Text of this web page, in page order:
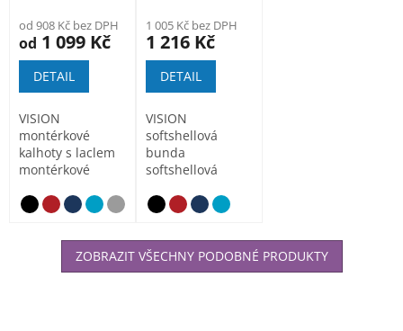
od 908 Kč bez DPH
od 1 099 Kč
DETAIL
VISION
montérkové
kalhoty s laclem
montérkové
kapsou na...
Hnědá
1 005 Kč bez DPH
1 216 Kč
DETAIL
VISION
softshellová
bunda
softshellová
výbornými
ZOBRAZIT VŠECHNY PODOBNÉ PRODUKTY